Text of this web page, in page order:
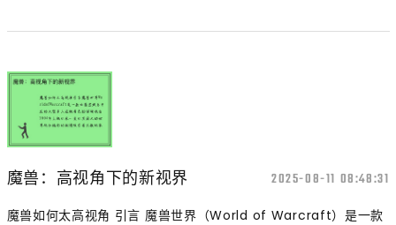
魔兽：高视角下的新视界 2025-08-11 08:48:31
魔兽如何太高视角 引言 魔兽世界（World of Warcraft）是一款